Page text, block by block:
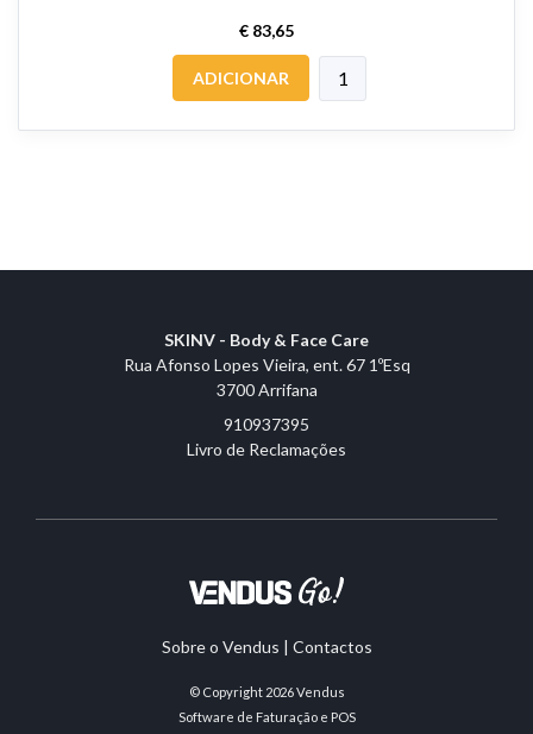
€ 83,65
ADICIONAR
SKINV - Body & Face Care
Rua Afonso Lopes Vieira, ent. 67 1ºEsq
3700 Arrifana
910937395
Livro de Reclamações
Sobre o Vendus | Contactos
© Copyright 2026Vendus
Software de Faturação e POS